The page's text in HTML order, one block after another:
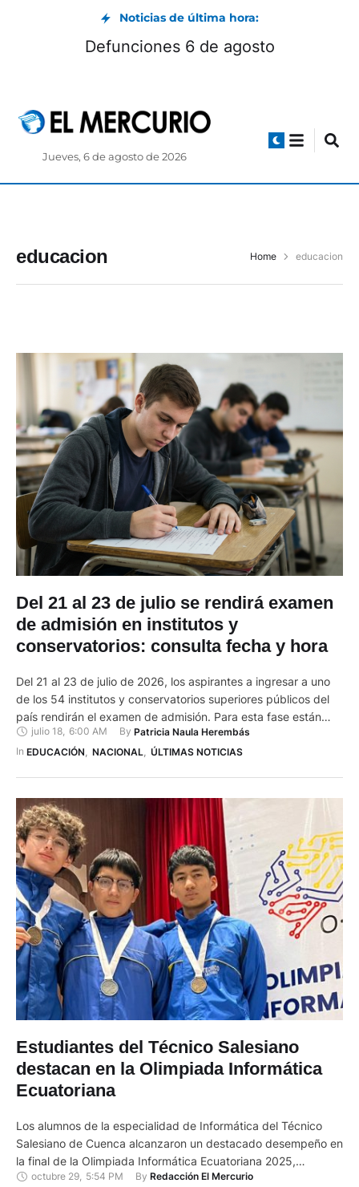
Noticias de última hora:
Defunciones 6 de agosto
Jueves, 6 de agosto de 2026
educacion Home educacion
Del 21 al 23 de julio se rendirá examen
de admisión en institutos y
conservatorios: consulta fecha y hora
Del 21 al 23 de julio de 2026, los aspirantes a ingresar a uno
de los 54 institutos y conservatorios superiores públicos del
país rendirán el examen de admisión. Para esta fase están
habilitados más de 79.800 aspirantes que completaron su
inscripción. El Ministerio de Educación, Deporte y Cultura
julio 18, 6:00 AM By Patricia Naula Herembás
In EDUCACIÓN NACIONAL ÚLTIMAS NOTICIAS
Estudiantes del Técnico Salesiano
destacan en la Olimpiada Informática
Ecuatoriana
Los alumnos de la especialidad de Informática del Técnico
Salesiano de Cuenca alcanzaron un destacado desempeño en
la final de la Olimpiada Informática Ecuatoriana 2025,
logrando medallas de plata y bronce en el evento
octubre 29 5:54 PM By Redacción El Mercurio